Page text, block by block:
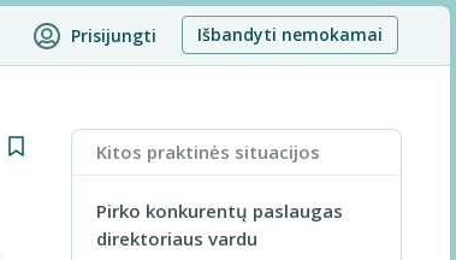
Prisijungti Išbandyti nemokamai
Kitos praktinės situacijos
Pirko konkurentų paslaugas
direktoriaus vardu